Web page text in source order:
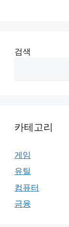
검색
카테고리
게임
유틸
컴퓨터
금융